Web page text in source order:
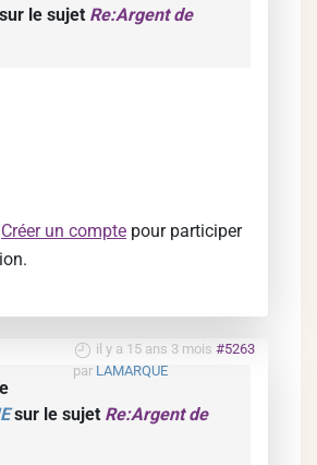
le sujet Re:Argent de
Créer un compte pour participer
il y a 15 ans 3 mois #5263
par LAMARQUE
sur le sujet Re:Argent de